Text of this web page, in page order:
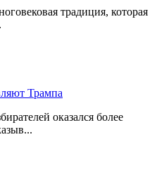
традиция, которая
Трампа
оказался более